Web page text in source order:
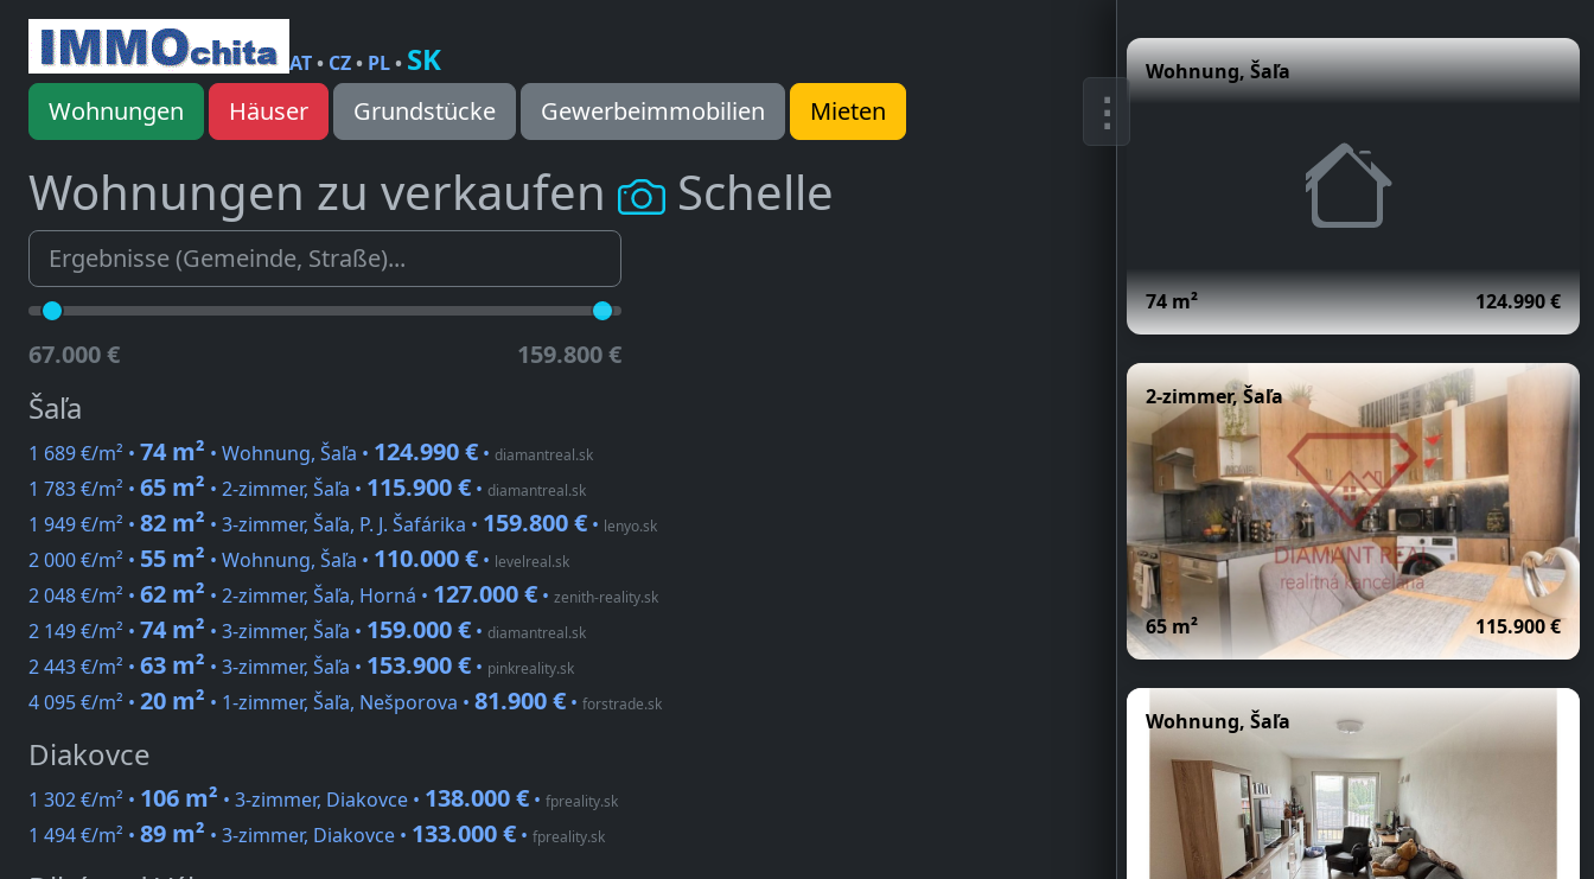
AT• CZ• PL• SK
Wohnungen Häuser Grundstücke Gewerbeimmobilien Mieten
Wohnungen zu verkaufen Schelle
67.000 € 159.800 €
Šaľa
1 689 €/m² • 74 m² • Wohnung, Šaľa • 124.990 € • diamantreal.sk
1 783 €/m² • 65 m² • 2-zimmer, Šaľa • 115.900 € • diamantreal.sk
1 949 €/m² • 82 m² • 3-zimmer, Šaľa, P. J. Šafárika • 159.800 € • lenyo.sk
2 000 €/m² • 55 m² • Wohnung, Šaľa • 110.000 € • levelreal.sk
2 048 €/m² • 62 m² • 2-zimmer, Šaľa, Horná • 127.000 € • zenith-reality.sk
2 149 €/m² • 74 m² • 3-zimmer, Šaľa • 159.000 € • diamantreal.sk
2 443 €/m² • 63 m² • 3-zimmer, Šaľa • 153.900 € • pinkreality.sk
4 095 €/m² • 20 m² • 1-zimmer, Šaľa, Nešporova • 81.900 € • forstrade.sk
Diakovce
1 302 €/m² • 106 m² • 3-zimmer, Diakovce • 138.000 € • fpreality.sk
1 494 €/m² • 89 m² • 3-zimmer, Diakovce • 133.000 € • fpreality.sk